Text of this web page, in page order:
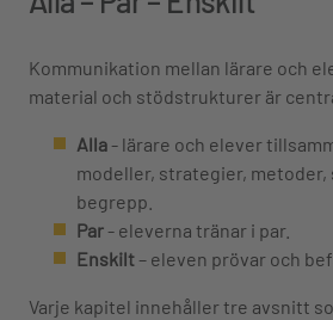
Kommunikation mellan lärare och
material och stödstrukturer är
Alla - lärare och elever
modeller, strategier, metoder,
begrepp.
Par - eleverna tränar i par.
Enskilt – eleven prövar och
Varje kapitel innehåller tre avsnitt